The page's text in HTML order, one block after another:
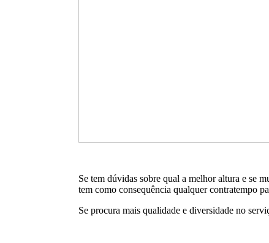
Se tem dúvidas sobre qual a melhor altura e se
tem como consequência qualquer contratempo
Se procura mais qualidade e diversidade no